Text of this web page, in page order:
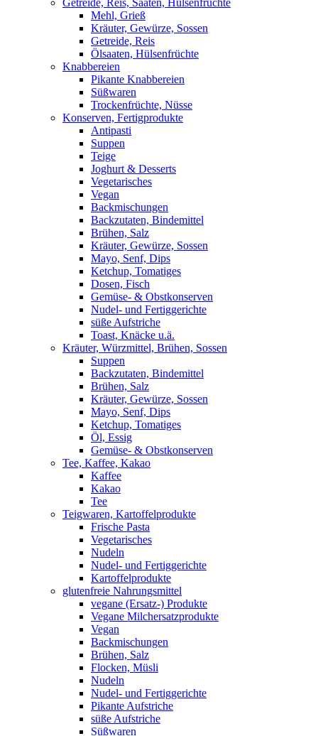
Getreide, Reis, Saaten, Hülsenfrüchte
Mehl, Grieß
Kräuter, Gewürze, Sossen
Getreide, Reis
Ölsaaten, Hülsenfrüchte
Knabbereien
Pikante Knabbereien
Süßwaren
Trockenfrüchte, Nüsse
Konserven, Fertigprodukte
Antipasti
Suppen
Teige
Joghurt & Desserts
Vegetarisches
Vegan
Backmischungen
Backzutaten, Bindemittel
Brühen, Salz
Kräuter, Gewürze, Sossen
Mayo, Senf, Dips
Ketchup, Tomatiges
Dosen, Fisch
Gemüse- & Obstkonserven
Nudel- und Fertiggerichte
süße Aufstriche
Toast, Knäcke u.ä.
Kräuter, Würzmittel, Brühen, Sossen
Suppen
Backzutaten, Bindemittel
Brühen, Salz
Kräuter, Gewürze, Sossen
Mayo, Senf, Dips
Ketchup, Tomatiges
Öl, Essig
Gemüse- & Obstkonserven
Tee, Kaffee, Kakao
Kaffee
Kakao
Tee
Teigwaren, Kartoffelprodukte
Frische Pasta
Vegetarisches
Nudeln
Nudel- und Fertiggerichte
Kartoffelprodukte
glutenfreie Nahrungsmittel
vegane (Ersatz-) Produkte
Vegane Milchersatzprodukte
Vegan
Backmischungen
Brühen, Salz
Flocken, Müsli
Nudeln
Nudel- und Fertiggerichte
Pikante Aufstriche
süße Aufstriche
Süßwaren